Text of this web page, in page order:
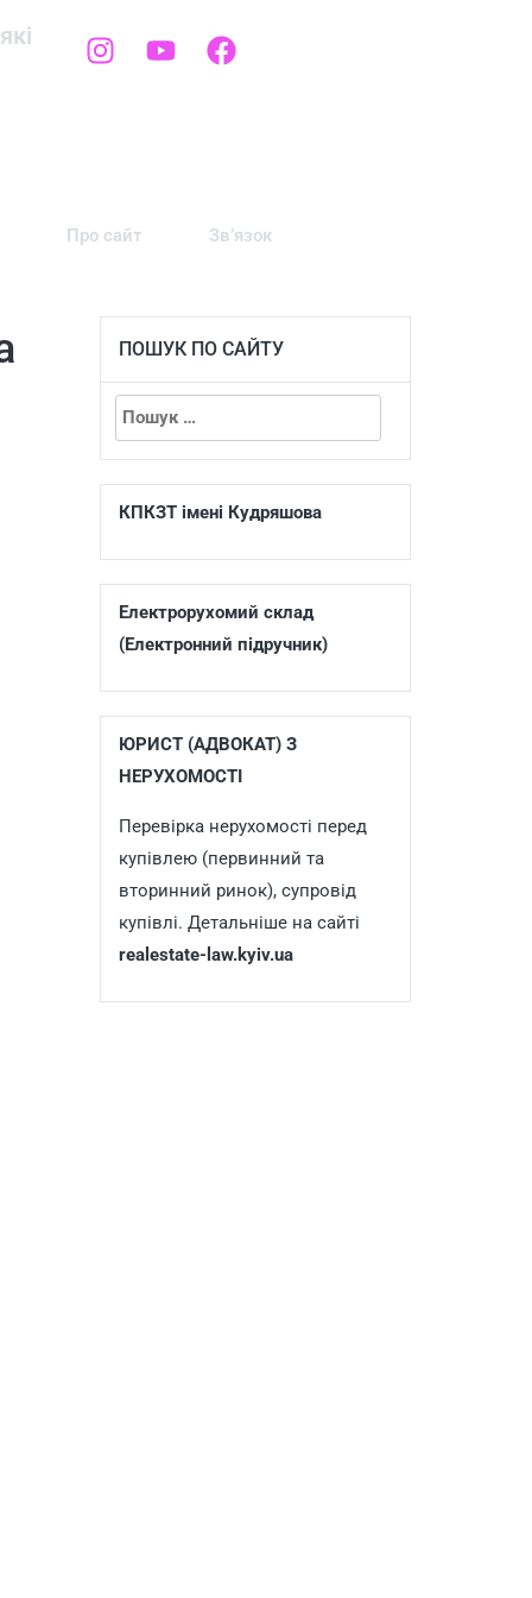
Про сайт Зв’язок
ПОШУК ПО САЙТУ
КПКЗТ імені Кудряшова
Електрорухомий склад
(Електронний підручник)
ЮРИСТ (АДВОКАТ) З
НЕРУХОМОСТІ
Перевірка нерухомості перед
купівлею (первинний та
вторинний ринок), супровід
купівлі. Детальніше на сайті
realestate-law.kyiv.ua